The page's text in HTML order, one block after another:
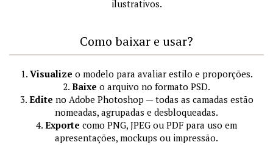
ilustrativos.
Como baixar e usar?
1. Visualize o modelo para avaliar estilo e proporções.
2. Baixe o arquivo no formato PSD.
3. Edite no Adobe Photoshop — todas as camadas estão
nomeadas, agrupadas e desbloqueadas.
4. Exporte como PNG, JPEG ou PDF para uso em
apresentações, mockups ou impressão.